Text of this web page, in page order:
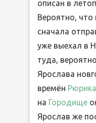
описан в
Вероятно, что
сначала
уже выехал в
туда,
Ярослава
времён Рюрика
на Городище
Ярослав же